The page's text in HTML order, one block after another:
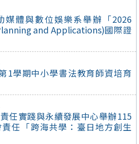
媒體與數位娛樂系舉辦「2026
and Applications)國際證
1學期中小學書法教育師資培育
任實踐與永續發展中心舉辦115
任「跨海共學：臺日地方創生